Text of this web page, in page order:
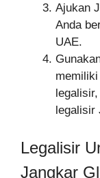
Ajukan
Anda
UAE.
legalisir
Legalisir
Jangkar